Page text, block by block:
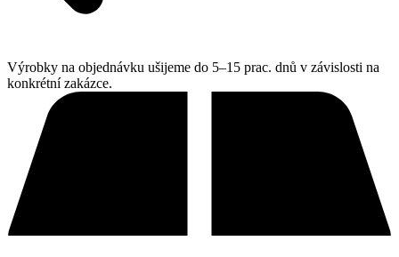
Výrobky na objednávku ušijeme do 5–15 prac. dnů v závislosti na
konkrétní zakázce.